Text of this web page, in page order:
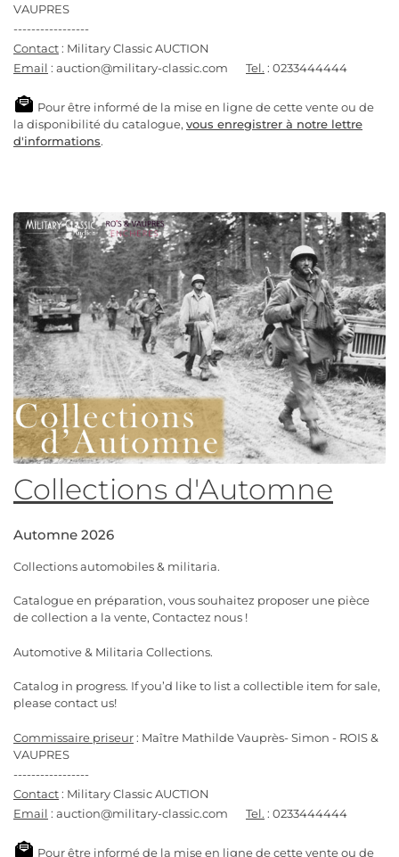
VAUPRES
-----------------
Contact: Military Classic AUCTION
Email : auction@military-classic.com Tel. : 0233444444
Pour être informé de la mise en ligne de cette vente ou de
la disponibilité du catalogue, vous enregistrer à notre lettre
d'informations.
Collections d'Automne
Automne 2026
Collections automobiles & militaria.
Catalogue en préparation, vous souhaitez proposer une pièce
de collection a la vente, Contactez nous !
Automotive & Militaria Collections.
Catalog in progress. If you’d like to list a collectible item for sale,
please contact us!
Commissaire priseur: Maître Mathilde Vauprès- Simon - ROIS &
VAUPRES
-----------------
Contact: Military Classic AUCTION
Email : auction@military-classic.com Tel. : 0233444444
Pour être informé de la mise en ligne de cette vente ou de